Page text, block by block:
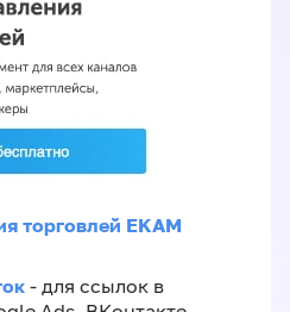
торговлей EKAM
- для ссылок в